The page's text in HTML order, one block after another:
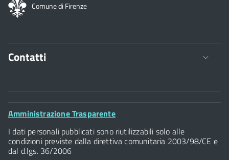
Comune di Firenze
Contatti
Comune di Firenze
Palazzo Vecchio
Piazza della Signoria - 50122, Firenze
P.IVA 01307110484
Footer
Amministrazione Trasparente
I dati personali pubblicati sono riutilizzabili solo alle
condizioni previste dalla direttiva comunitaria 2003/98/CE e
dal d.lgs. 36/2006